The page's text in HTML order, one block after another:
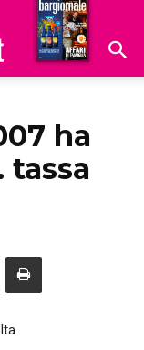
Hoteldomani
ha